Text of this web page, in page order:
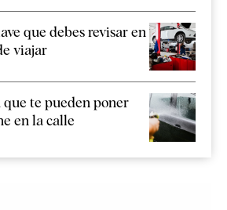
que debes revisar en
viajar
que te pueden poner
en la calle